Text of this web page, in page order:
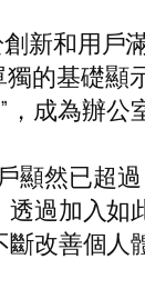
新和用戶
的基礎
成為辦公
顯然已超
過加入
改善個人